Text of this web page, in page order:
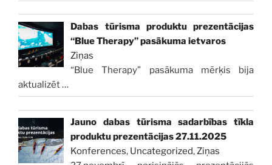
Dabas tūrisma produktu prezentācijas
“Blue Therapy” pasākuma ietvaros
Ziņas
“Blue Therapy” pasākuma mērķis bija
aktualizēt…
Jauno dabas tūrisma sadarbības tīkla
produktu prezentācijas 27.11.2025
Konferences, Uncategorized,Ziņas